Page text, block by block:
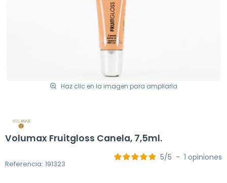
Haz clic en la imagen para ampliarla
Volumax Fruitgloss Canela, 7,5ml.
Referencia: 191323
5/5 - 1 opiniones